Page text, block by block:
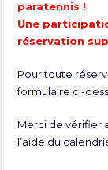
paratennis !
Une
réservation
Pour toute
formulaire ci-
Merci de vérifier
l’aide du